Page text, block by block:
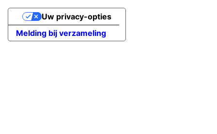
Melding bij verzameling
Uw privacy-opties